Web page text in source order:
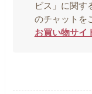
ビス」に関す
のチャットを
お買い物サイ